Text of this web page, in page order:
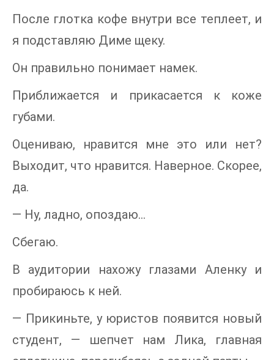
После глотка кофе внутри все теплеет, и
я подставляю Диме щеку.
Он правильно понимает намек.
Приближается и прикасается к коже
губами.
Оцениваю, нравится мне это или нет?
Выходит, что нравится. Наверное. Скорее,
да.
— Ну, ладно, опоздаю…
Сбегаю.
В аудитории нахожу глазами Аленку и
пробираюсь к ней.
— Прикиньте, у юристов появится новый
студент, — шепчет нам Лика, главная